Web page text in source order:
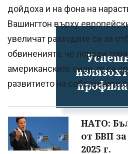
дойдоха и на фона на
Вашингтон върху
увеличат разходите си за
обвиненията, че поради
американските сили, те са
развитието на собствените
НАТО:
от БВП
2025 г.